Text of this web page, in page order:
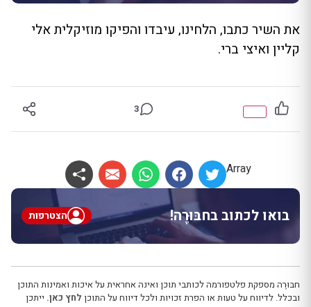
את השיר כתבו, הלחינו, עיבדו והפיקו מוזיקלית אלי
קליין ואיצי ברי.
3
Array
בואו לכתוב בחבּוּרֶה! הצטרפות
חבּוּרֶה מספקת פלטפורמה לכותבי תוכן ואינה אחראית על איכות ואמינות התוכן
ובכלל. לדיווח על טעות או הפרת זכויות ולכל דיווח על התוכן לחץ כאן. ייתכן